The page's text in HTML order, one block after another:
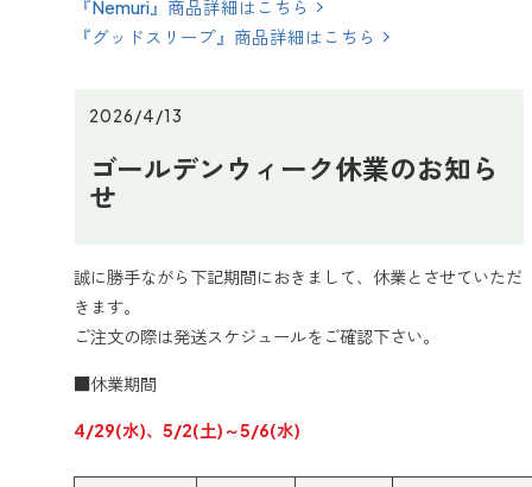
『Nemuri』商品詳細はこちら
『グッドスリープ』商品詳細はこちら
2026/4/13
ゴールデンウィーク休業のお知ら
せ
誠に勝手ながら下記期間におきまして、休業とさせていただ
きます。
ご注文の際は発送スケジュールをご確認下さい。
■休業期間
4/29(水)、5/2(土)～5/6(水)